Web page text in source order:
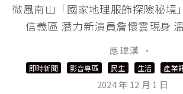
微風南山「國家地理服飾探險秘境
信義區 潛力新演員詹懷雲現身
應 瑋漢 ·
即時新聞 影音專區 民生 生活 產業
2024 年 12 月 1 日